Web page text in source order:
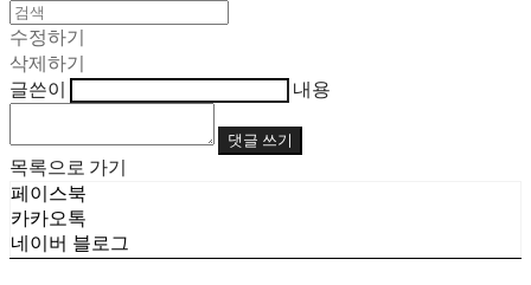
수정하기
삭제하기
글쓴이
내용
댓글 쓰기
목록으로 가기
페이스북
카카오톡
네이버 블로그